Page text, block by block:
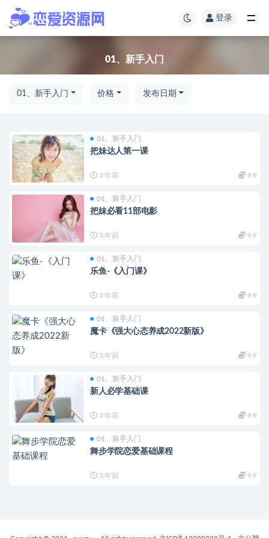
登录
01、新手入门
01、新手入门 价格 发布日期
01、新手入门
把妹达人第一课
3 年前 9.9
01、新手入门
把妹必看11部电影
3 年前 9.9
01、新手入门
乐鱼-《入门课》
3 年前 9.9
01、新手入门
魔卡《强大心态养成2022新版》
3 年前 9.9
01、新手入门
新人必学基础课
3 年前 9.9
01、新手入门
舞步学院恋爱基础课程
3 年前 9.9